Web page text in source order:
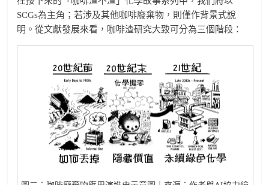
SCGs為主角；若涉及其他咖啡廢棄物，則僅作背景式說
明。從文獻發展來看，咖啡渣研究大致可分為三個階段：